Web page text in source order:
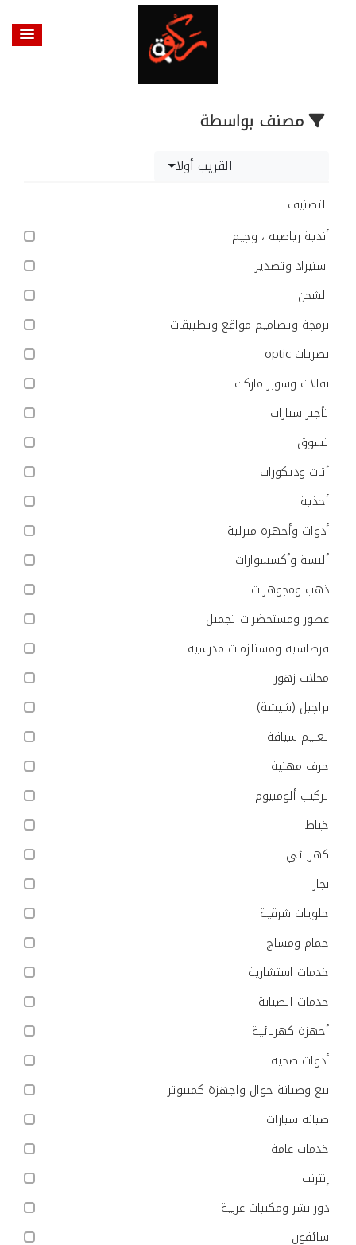
مصنف بواسطة
القريب أولا
التصنيف
أندية رياضيه ، وجيم
استيراد وتصدير
الشحن
برمجة وتصاميم مواقع وتطبيقات
بصريات optic
بقالات وسوبر ماركت
تأجير سيارات
تسوق
أثاث وديكورات
أحذية
أدوات وأجهزة منزلية
ألبسة وأكسسوارات
ذهب ومجوهرات
عطور ومستحضرات تجميل
قرطاسية ومستلزمات مدرسية
محلات زهور
نراجيل (شيشة)
تعليم سياقة
حرف مهنية
تركيب ألومنيوم
خياط
كهربائي
نجار
حلويات شرقية
حمام ومساج
خدمات استشارية
خدمات الصيانة
أجهزة كهربائية
أدوات صحية
بيع وصيانة جوال واجهزة كمبيوتر
صيانة سيارات
خدمات عامة
إنترنت
دور نشر ومكتبات عربية
سائقون